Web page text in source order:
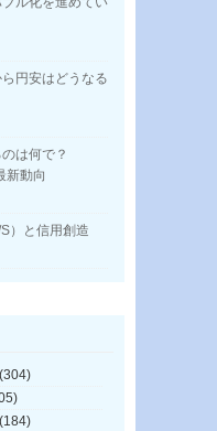
円安はどうなる
は何で？
動向
）と信用創造
(304)
(184)